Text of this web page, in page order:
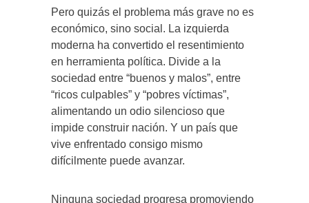
Pero quizás el problema más grave no es
económico, sino social. La izquierda
moderna ha convertido el resentimiento
en herramienta política. Divide a la
sociedad entre “buenos y malos”, entre
“ricos culpables” y “pobres víctimas”,
alimentando un odio silencioso que
impide construir nación. Y un país que
vive enfrentado consigo mismo
difícilmente puede avanzar.
Ninguna sociedad progresa promoviendo